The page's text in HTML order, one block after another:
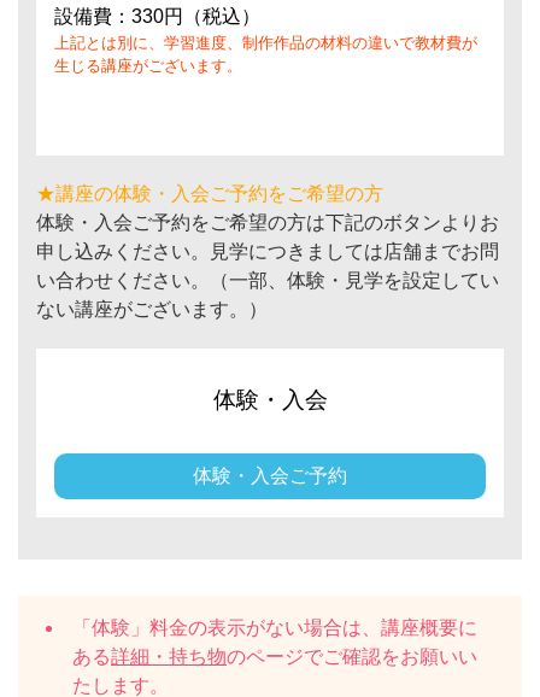
設備費：330円（税込）
上記とは別に、学習進度、制作作品の材料の違いで教材費が
生じる講座がございます。
★講座の体験・入会ご予約をご希望の方
体験・入会ご予約をご希望の方は下記のボタンよりお
申し込みください。見学につきましては店舗までお問
い合わせください。（一部、体験・見学を設定してい
ない講座がございます。）
体験・入会
体験・入会ご予約
「体験」料金の表示がない場合は、講座概要に
ある詳細・持ち物のページでご確認をお願いい
たします。